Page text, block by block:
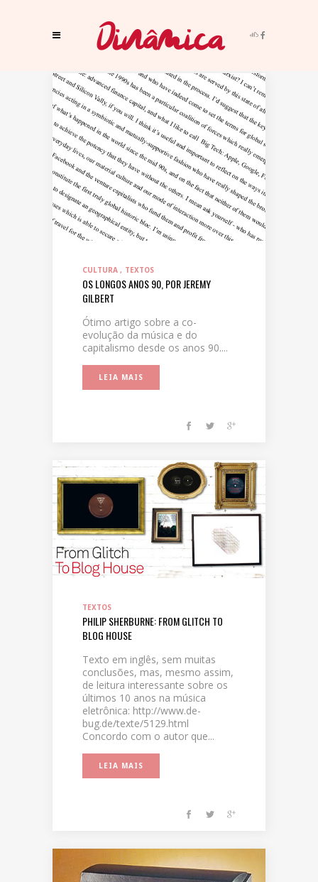
CULTURA TEXTOS
OS LONGOS ANOS 90, POR JEREMY
GILBERT
Ótimo artigo sobre a co-
evolução da música e do
capitalismo desde os anos 90....
LEIA MAIS
TEXTOS
PHILIP SHERBURNE: FROM GLITCH TO
BLOG HOUSE
Texto em inglês, sem muitas
conclusões, mas, mesmo assim,
de leitura interessante sobre os
últimos 10 anos na música
eletrônica: http://www.de-
bug.de/texte/5129.html
Concordo com o autor que...
LEIA MAIS